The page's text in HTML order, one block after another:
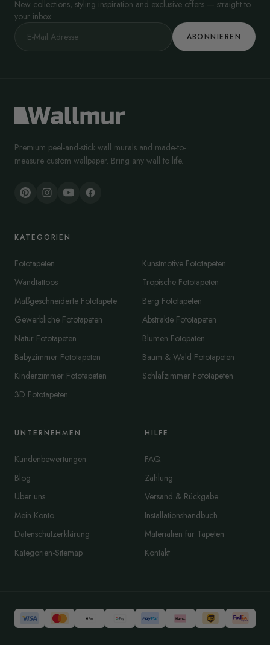
New collections, styling inspiration and exclusive offers — straight to
your inbox.
ABONNIEREN
Premium peel-and-stick wall murals and made-to-
measure custom wallpaper. Bring any wall to life.
KATEGORIEN
Fototapeten
Wandtattoos
Maßgeschneiderte Fototapete
Gewerbliche Fototapeten
Natur Fototapeten
Babyzimmer Fototapeten
Kinderzimmer Fototapeten
3D Fototapeten
Kunstmotive Fototapeten
Tropische Fototapeten
Berg Fototapeten
Abstrakte Fototapeten
Blumen Fotopaten
Baum & Wald Fototapeten
Schlafzimmer Fototapeten
UNTERNEHMEN
Kundenbewertungen
Blog
Über uns
Mein Konto
Datenschutzerklärung
Kategorien-Sitemap
HILFE
FAQ
Zahlung
Versand & Rückgabe
Installationshandbuch
Materialien für Tapeten
Kontakt